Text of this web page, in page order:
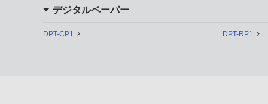
デジタルペーパー
DPT-CP1 DPT-RP1